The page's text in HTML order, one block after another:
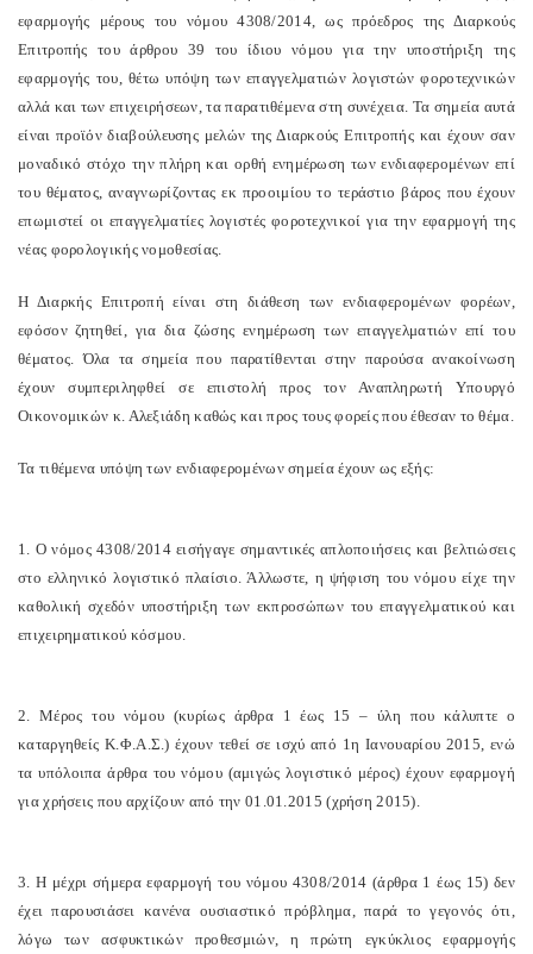
εφαρμογής μέρους του νόμου 4308/2014, ως πρόεδρος της Διαρκούς
Επιτροπής του άρθρου 39 του ίδιου νόμου για την υποστήριξη της
εφαρμογής του, θέτω υπόψη των επαγγελματιών λογιστών φοροτεχνικών
αλλά και των επιχειρήσεων, τα παρατιθέμενα στη συνέχεια. Τα σημεία αυτά
είναι προϊόν διαβούλευσης μελών της Διαρκούς Επιτροπής και έχουν σαν
μοναδικό στόχο την πλήρη και ορθή ενημέρωση των ενδιαφερομένων επί
του θέματος, αναγνωρίζοντας εκ προοιμίου το τεράστιο βάρος που έχουν
επωμιστεί οι επαγγελματίες λογιστές φοροτεχνικοί για την εφαρμογή της
νέας φορολογικής νομοθεσίας.
Η Διαρκής Επιτροπή είναι στη διάθεση των ενδιαφερομένων φορέων,
εφόσον ζητηθεί, για δια ζώσης ενημέρωση των επαγγελματιών επί του
θέματος. Όλα τα σημεία που παρατίθενται στην παρούσα ανακοίνωση
έχουν συμπεριληφθεί σε επιστολή προς τον Αναπληρωτή Υπουργό
Οικονομικών κ. Αλεξιάδη καθώς και προς τους φορείς που έθεσαν το θέμα.
Τα τιθέμενα υπόψη των ενδιαφερομένων σημεία έχουν ως εξής:
1. Ο νόμος 4308/2014 εισήγαγε σημαντικές απλοποιήσεις και βελτιώσεις
στο ελληνικό λογιστικό πλαίσιο. Άλλωστε, η ψήφιση του νόμου είχε την
καθολική σχεδόν υποστήριξη των εκπροσώπων του επαγγελματικού και
επιχειρηματικού κόσμου.
2. Μέρος του νόμου (κυρίως άρθρα 1 έως 15 – ύλη που κάλυπτε ο
καταργηθείς Κ.Φ.Α.Σ.) έχουν τεθεί σε ισχύ από 1η Ιανουαρίου 2015, ενώ
τα υπόλοιπα άρθρα του νόμου (αμιγώς λογιστικό μέρος) έχουν εφαρμογή
για χρήσεις που αρχίζουν από την 01.01.2015 (χρήση 2015).
3. Η μέχρι σήμερα εφαρμογή του νόμου 4308/2014 (άρθρα 1 έως 15) δεν
έχει παρουσιάσει κανένα ουσιαστικό πρόβλημα, παρά το γεγονός ότι,
λόγω των ασφυκτικών προθεσμιών, η πρώτη εγκύκλιος εφαρμογής